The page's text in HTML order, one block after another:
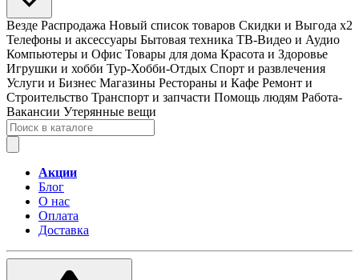
Везде Распродажа Новый список товаров Скидки и Выгода x2
Телефоны и аксессуары Бытовая техника ТВ-Видео и Аудио
Компьютеры и Офис Товары для дома Красота и Здоровье
Игрушки и хобби Тур-Хобби-Отдых Спорт и развлечения
Услуги и Бизнес Магазины Рестораны и Кафе Ремонт и
Строительство Транспорт и запчасти Помощь людям Работа-
Вакансии Утерянные вещи
Акции
Блог
О нас
Оплата
Доставка